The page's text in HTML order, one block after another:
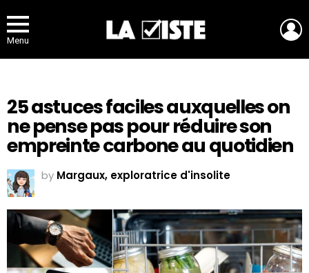
Menu
25 astuces faciles auxquelles on
ne pense pas pour réduire son
empreinte carbone au quotidien
by Margaux, exploratrice d'insolite